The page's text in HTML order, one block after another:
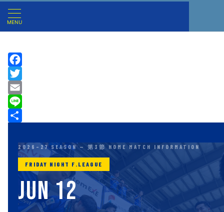
MENU
F
a
c
e
T
w
E
m
L
2026–27 SEASON — 第3節 HOME MATCH INFORMATION
FRIDAY NIGHT F.LEAGUE
JUN 12